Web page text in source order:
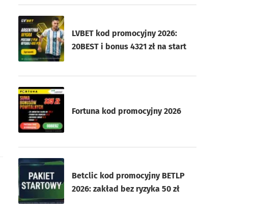
LVBET kod promocyjny 2026:
20BEST i bonus 4321 zł na start
Fortuna kod promocyjny 2026
Betclic kod promocyjny BETLP
2026: zakład bez ryzyka 50 zł